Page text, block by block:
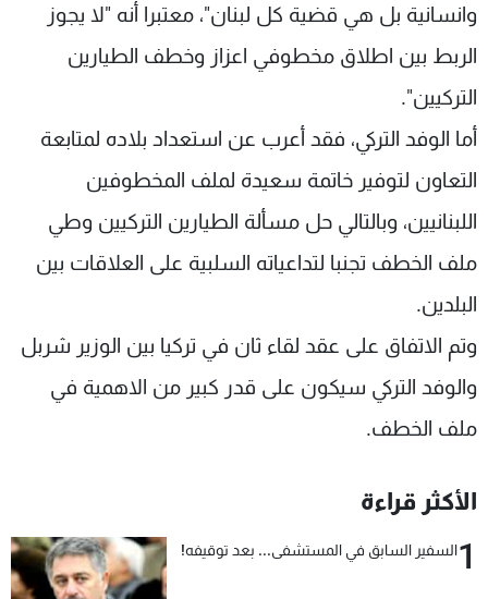
وانسانية بل هي قضية كل لبنان"، معتبرا أنه "لا يجوز
الربط بين اطلاق مخطوفي اعزاز وخطف الطيارين
التركيين".
أما الوفد التركي، فقد أعرب عن استعداد بلاده لمتابعة
التعاون لتوفير خاتمة سعيدة لملف المخطوفين
اللبنانيين، وبالتالي حل مسألة الطيارين التركيين وطي
ملف الخطف تجنبا لتداعياته السلبية على العلاقات بين
البلدين.
وتم الاتفاق على عقد لقاء ثان في تركيا بين الوزير شربل
والوفد التركي سيكون على قدر كبير من الاهمية في
ملف الخطف.
الأكثر قراءة
1السفير السابق في المستشفى... بعد توقيفه!